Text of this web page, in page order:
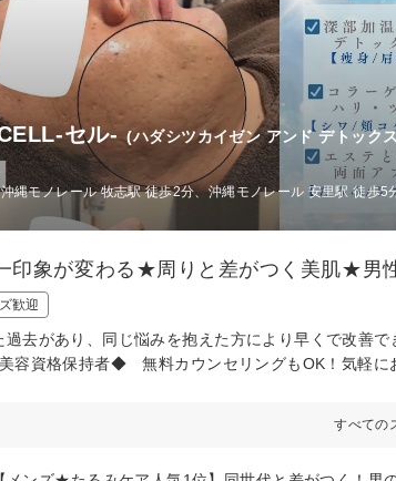
セル- (ハダシツカイゼン アンド デトック
縄モノレール 牧志駅 徒歩2分、沖縄モノレール 安里駅 徒歩5
印象が変わる★周りと差がつく美肌★男
歓迎
去があり、同じ悩みを抱えた方により早くで改善
容資格保持者◆ 無料カウンセリングもOK！気軽に
すべての